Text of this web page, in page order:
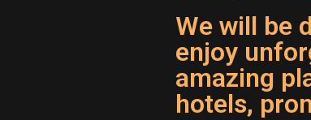
We will be
enjoy
amazing
hotels,